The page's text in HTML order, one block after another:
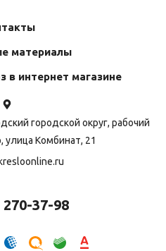
материалы
в интернет магазине
городской округ, рабочий
улица Комбинат, 21
270-37-98